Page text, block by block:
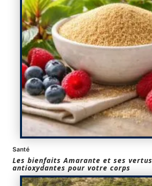
Santé
Les bienfaits Amarante et ses vertus
antioxydantes pour votre corps